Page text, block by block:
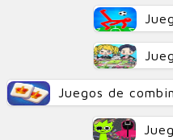
Juegos de